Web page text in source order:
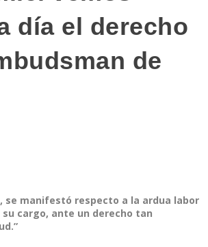
día el derecho
de
se manifestó respecto a la ardua labor
cargo, ante un derecho tan